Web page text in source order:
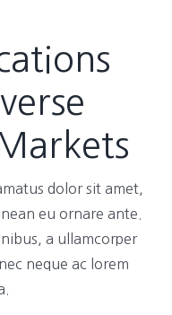
dolor sit amet,
eu ornare ante.
a ullamcorper
neque ac lorem